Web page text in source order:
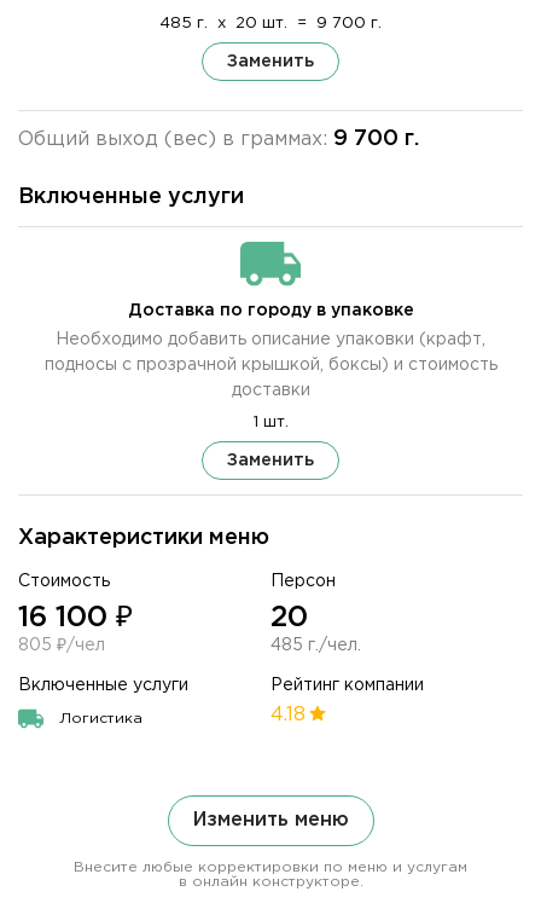
Характеристики меню
Стоимость
16 100 ₽
805 ₽/чел
Персон
20
485 г./чел.
Включенные услуги
Логистика
Рейтинг компании
4.18
485 г. x 20 шт. = 9 700 г.
Заменить
Общий выход (вес) в граммах: 9 700 г.
Изменить меню
Внесите любые корректировки по меню и услугам
в онлайн конструкторе.
Включенные услуги
Доставка по городу в упаковке
Необходимо добавить описание упаковки (крафт,
подносы с прозрачной крышкой, боксы) и стоимость
доставки
1 шт.
Заменить